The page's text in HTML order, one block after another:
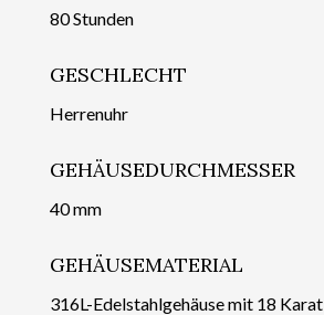
80 Stunden
GESCHLECHT
Herrenuhr
GEHÄUSEDURCHMESSER
40 mm
GEHÄUSEMATERIAL
316L-Edelstahlgehäuse mit 18 Karat